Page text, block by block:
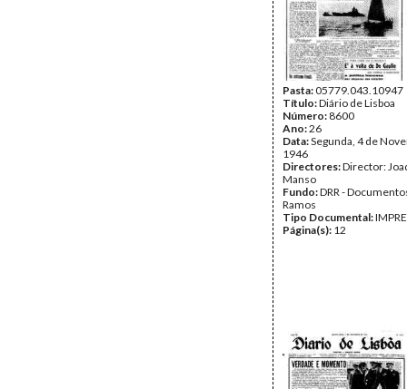
Pasta:05779.043.10947
Título:Diário de Lisboa
Número: 8600
Ano:26
Data:Segunda, 4 de
1946
Directores:Director:
Manso
Fundo:DRR -
Ramos
Tipo Documental:
Página(s): 12